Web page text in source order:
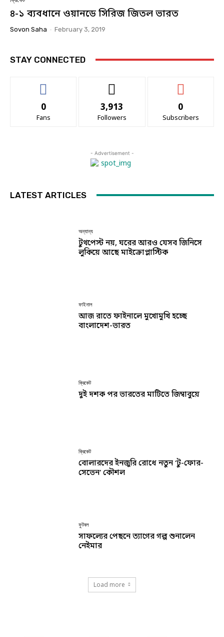
৪-১ ব্যবধানে ওয়ানডে সিরিজ জিতল ভারত
Sovon Saha - February 3, 2019
STAY CONNECTED
0
Fans
3,913
Followers
0
Subscribers
- Advertisement -
LATEST ARTICLES
অন্যান্য
টুথপেস্ট নয়, ঘরের আরও যেসব জিনিসে
লুকিয়ে আছে মাইক্রোপ্লাস্টিক
ফাইনাল
আজ রাতে ফাইনালে মুখোমুখি হচ্ছে
বাংলাদেশ-ভারত
ক্রিকেট
দুই দশক পর ভারতের মাটিতে জিম্বাবুয়ে
ক্রিকেট
বোলারদের ইনজুরি রোধে নতুন ‘টু-ফোর-
সেভেন’ কৌশল
ফুটবল
সাফল্যের পেছনে ত্যাগের গল্প শুনালেন
নেইমার
Load more